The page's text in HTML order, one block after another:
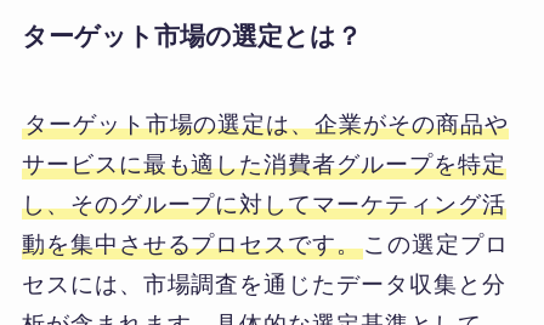
ターゲット市場の選定とは？
ターゲット市場の選定は、企業がその商品や
サービスに最も適した消費者グループを特定
し、そのグループに対してマーケティング活
動を集中させるプロセスです。この選定プロ
セスには、市場調査を通じたデータ収集と分